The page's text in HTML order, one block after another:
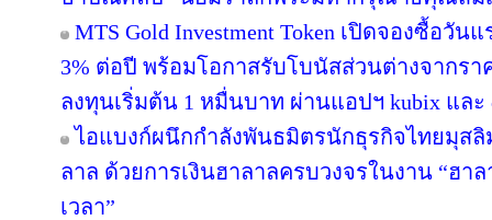
MTS Gold Investment Token เปิดจองซื้อวั
3% ต่อปี พร้อมโอกาสรับโบนัสส่วนต่างจากร
ลงทุนเริ่มต้น 1 หมื่นบาท ผ่านแอปฯ kubix และ
ไอแบงก์ผนึกกำลังพันธมิตรนักธุรกิจไทยมุส
ลาล ด้วยการเงินฮาลาลครบวงจรในงาน “ฮา
เวลา”